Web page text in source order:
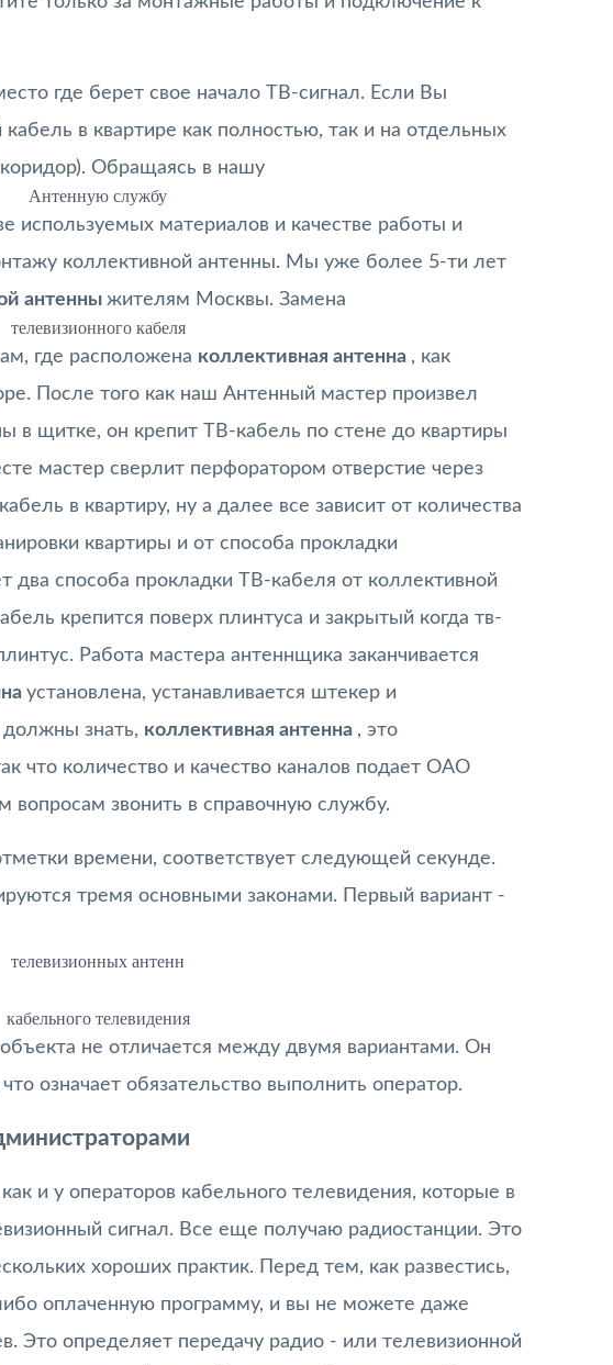
где берет свое начало ТВ-сигнал. Если Вы
в квартире как полностью, так и на отдельных
коридор). Обращаясь в нашу
Антенную службу
используемых материалов и качестве работы и
коллективной антенны. Мы уже более 5-ти лет
антенны жителям Москвы. Замена
телевизионного кабеля
где расположена коллективная антенна , как
После того как наш Антенный мастер произвел
в щитке, он крепит ТВ-кабель по стене до квартиры
мастер сверлит перфоратором отверстие через
в квартиру, ну а далее все зависит от количества
квартиры и от способа прокладки
два способа прокладки ТВ-кабеля от коллективной
крепится поверх плинтуса и закрытый когда тв-
Работа мастера антеннщика заканчивается
установлена, устанавливается штекер и
знать, коллективная антенна , это
что количество и качество каналов подает ОАО
звонить в справочную службу.
времени, соответствует следующей секунде.
тремя основными законами. Первый вариант -
телевизионных антенн
кабельного телевидения
не отличается между двумя вариантами. Он
означает обязательство выполнить оператор.
и у операторов кабельного телевидения, которые в
сигнал. Все еще получаю радиостанции. Это
хороших практик. Перед тем, как развестись,
оплаченную программу, и вы не можете даже
Это определяет передачу радио - или телевизионной